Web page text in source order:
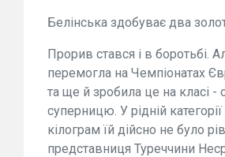
Белінська здобуває два
Прорив стався і в боротьбі.
перемогла на Чемпіонатах
та ще й зробила це на класі -
суперницю. У рідній
кілограм їй дійсно не було
представниця Туреччини